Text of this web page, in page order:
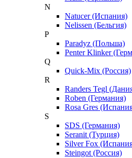
N
Natucer (Испания)
Nelissen (Бельгия)
P
Paradyz (Польша)
Penter Klinker
Q
Quick-Mix (Россия)
R
Randers Tegl
Roben (Германия)
Rosa Gres
S
SDS (Германия)
Seranit (Турция)
Silver Fox
Steingot (Россия)